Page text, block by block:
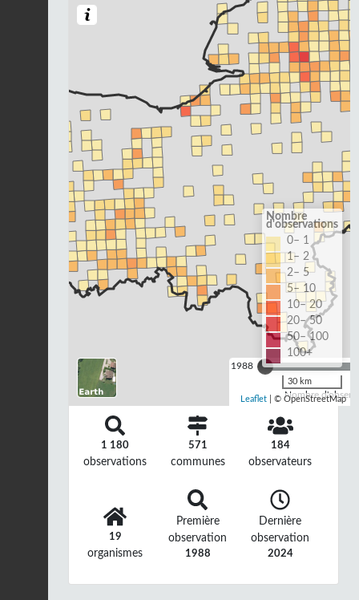
1988
Nombre
Nombre
d'observations
0– 1
1– 2
2– 5
5– 10
10– 20
20– 50
50– 100
100+
30 km
Leaflet | © OpenStreetMap
1 180
observations
571
communes
184
observateurs
19
organismes
Première
observation
1988
Dernière
observation
2024